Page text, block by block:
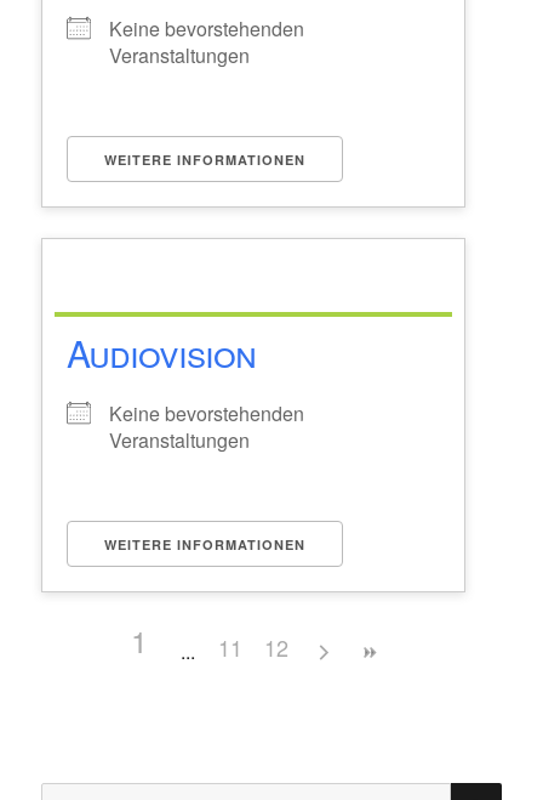
Keine bevorstehenden
Veranstaltungen
WEITERE INFORMATIONEN
Audiovision
Keine bevorstehenden
Veranstaltungen
WEITERE INFORMATIONEN
1 11 12